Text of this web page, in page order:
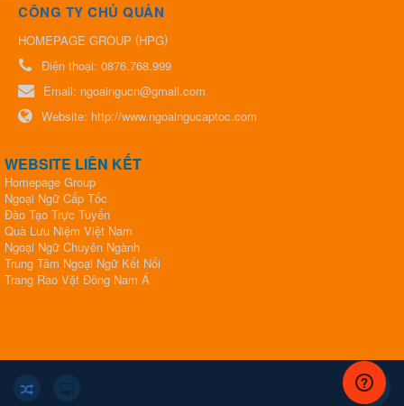
CÔNG TY CHỦ QUẢN
HOMEPAGE GROUP (HPG)
Điện thoại: 0876.768.999
Email: ngoaingucn@gmail.com
Website: http://www.ngoaingucaptoc.com
WEBSITE LIÊN KẾT
Homepage Group
Ngoại Ngữ Cấp Tốc
Đào Tạo Trực Tuyến
Quà Lưu Niệm Việt Nam
Ngoại Ngữ Chuyên Ngành
Trung Tâm Ngoại Ngữ Kết Nối
​​​​​​​Trang Rao Vặt Đông Nam Á